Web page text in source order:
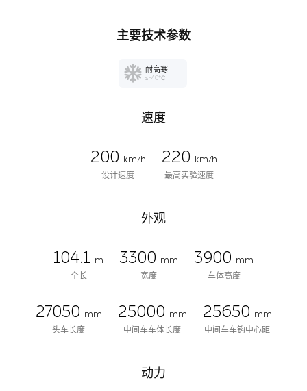
主要技术参数
耐高寒
≤-40℃
速度
200 km/h
设计速度
220 km/h
最高实验速度
外观
104.1 m
全长
3300 mm
宽度
3900 mm
车体高度
27050 mm
头车长度
25000 mm
中间车车体长度
25650 mm
中间车车钩中心距
动力